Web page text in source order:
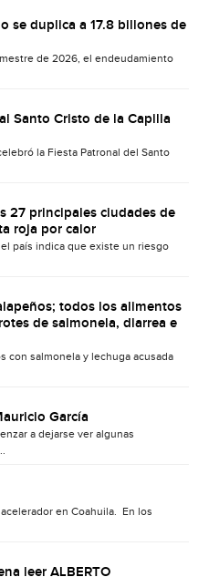
se duplica a 17.8 billones de
de 2026, el endeudamiento
Santo Cristo de la Capilla
la Fiesta Patronal del Santo
27 principales ciudades de
roja por calor
país indica que existe un riesgo
todos los alimentos
de salmonela, diarrea e
con salmonela y lechuga acusada
García
a dejarse ver algunas
en Coahuila. En los
leer ALBERTO